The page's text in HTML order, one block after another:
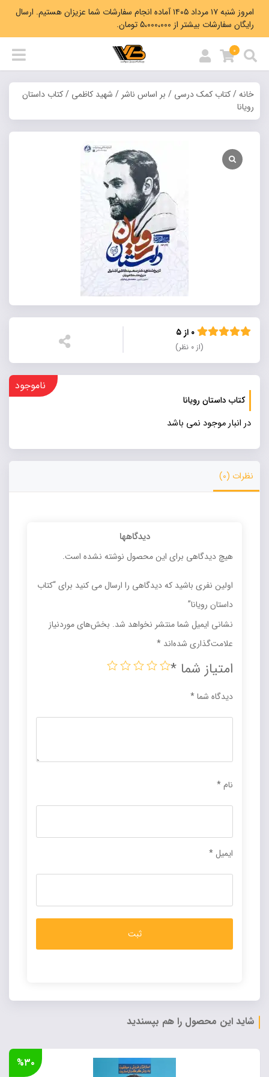
امروز شنبه ۱۷ مرداد ۱۴۰۵ آماده انجام سفارشات شما عزیزان هستیم. ارسال
رایگان سفارشات بیشتر از 5،000،000 تومان.
0
خانه/کتاب کمک درسی / بر اساس ناشر / شهید کاظمی / کتاب داستان
رویانا
(از ۰ نظر)
کتاب داستان رویانا
ناموجود
در انبار موجود نمی باشد
نظرات (0)
دیدگاهها
هیچ دیدگاهی برای این محصول نوشته نشده است.
اولین نفری باشید که دیدگاهی را ارسال می کنید برای “کتاب
داستان رویانا”
نشانی ایمیل شما منتشر نخواهد شد. بخش‌های موردنیاز
علامت‌گذاری شده‌اند *
امتیاز شما *
دیدگاه شما*
نام*
ایمیل*
شاید این محصول را هم بپسندید
%۳۰